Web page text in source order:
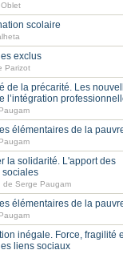
scolaire
exclus
Parizot
de la précarité. Les
l’intégration
élémentaires de la
la solidarité. L'apport des
sociales
de Serge Paugam
élémentaires de la
inégale. Force, fragilité
liens sociaux